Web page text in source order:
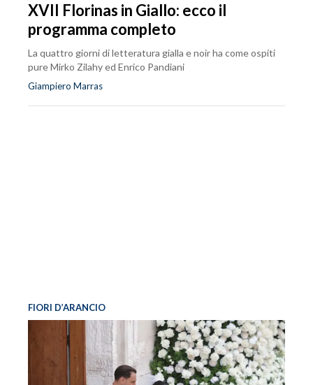
XVII Florinas in Giallo: ecco il
programma completo
La quattro giorni di letteratura gialla e noir ha come ospiti
pure Mirko Zilahy ed Enrico Pandiani
Giampiero Marras
FIORI D’ARANCIO